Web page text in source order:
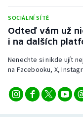
Stolní tenis
Triatlon
Volejbal
SOCIÁLNÍ SÍTĚ
Odteď vám už
i na dalších
Nenechte si nikde ujít
na Facebooku, X,